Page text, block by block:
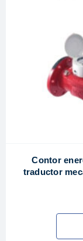
Contor
traductor